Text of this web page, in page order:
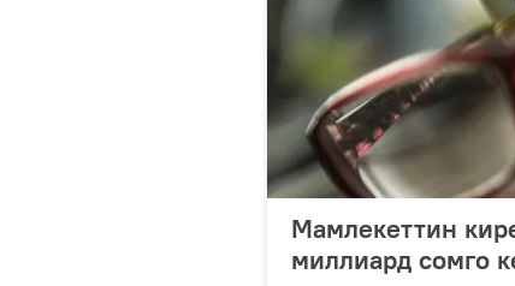
Мамлекеттин
миллиард сомго